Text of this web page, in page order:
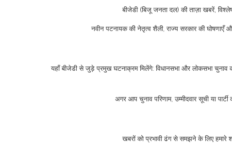
बीजेडी (बिजू जनता दल) की ताज़ा खबरें,
नवीन पटनायक की नेतृत्व शैली, राज्य सरकार की घोषणाएँ
यहाँ बीजेडी से जुड़े प्रमुख घटनाक्रम मिलेंगे: विधानसभा और लोकसभा
अगर आप चुनाव परिणाम, उम्मीदवार सूची या
खबरों को प्रभावी ढंग से समझने के लिए हमारे